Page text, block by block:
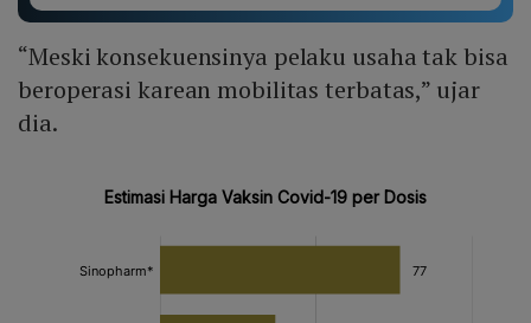
“Meski konsekuensinya pelaku usaha tak bisa
beroperasi karean mobilitas terbatas,” ujar
dia.